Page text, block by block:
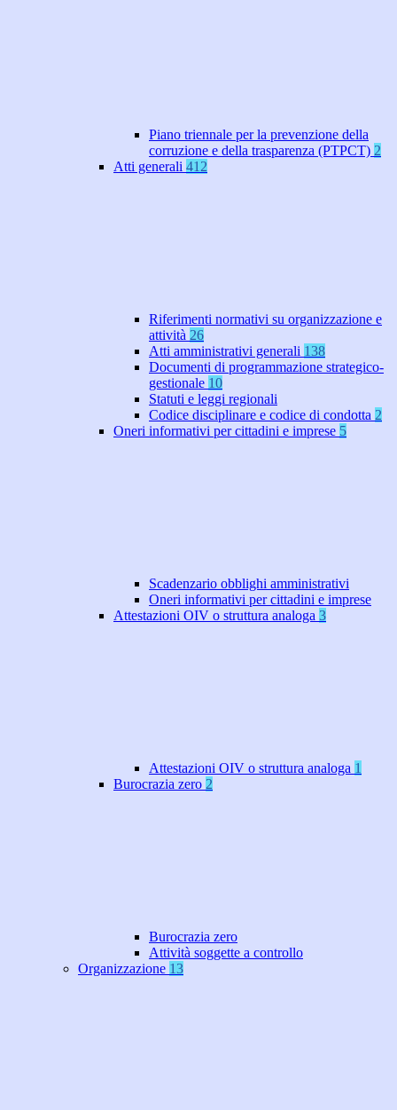
Piano triennale per la prevenzione della
corruzione e della trasparenza (PTPCT) 2
Atti generali 412
Riferimenti normativi su organizzazione e
attività 26
Atti amministrativi generali 138
Documenti di programmazione strategico-
gestionale 10
Statuti e leggi regionali
Codice disciplinare e codice di condotta 2
Oneri informativi per cittadini e imprese 5
Scadenzario obblighi amministrativi
Oneri informativi per cittadini e imprese
Attestazioni OIV o struttura analoga 3
Attestazioni OIV o struttura analoga 1
Burocrazia zero 2
Burocrazia zero
Attività soggette a controllo
Organizzazione 13